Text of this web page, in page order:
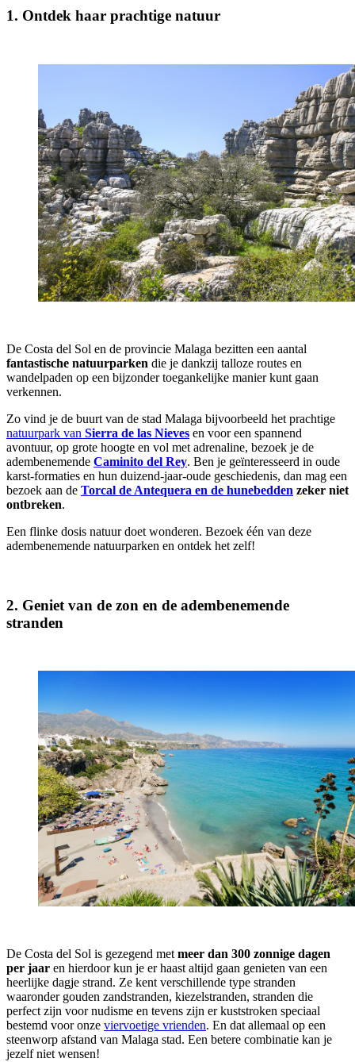
1. Ontdek haar prachtige natuur
De Costa del Sol en de provincie Malaga bezitten een aantal
fantastische natuurparken die je dankzij talloze routes en
wandelpaden op een bijzonder toegankelijke manier kunt gaan
verkennen.
Zo vind je de buurt van de stad Malaga bijvoorbeeld het prachtige
natuurpark van Sierra de las Nieves en voor een spannend
avontuur, op grote hoogte en vol met adrenaline, bezoek je de
adembenemende Caminito del Rey. Ben je geïnteresseerd in oude
karst-formaties en hun duizend-jaar-oude geschiedenis, dan mag een
bezoek aan de Torcal de Antequera en de hunebedden zeker niet
ontbreken.
Een flinke dosis natuur doet wonderen. Bezoek één van deze
adembenemende natuurparken en ontdek het zelf!
2. Geniet van de zon en de adembenemende
stranden
De Costa del Sol is gezegend met meer dan 300 zonnige dagen
per jaar en hierdoor kun je er haast altijd gaan genieten van een
heerlijke dagje strand. Ze kent verschillende type stranden
waaronder gouden zandstranden, kiezelstranden, stranden die
perfect zijn voor nudisme en tevens zijn er kuststroken speciaal
bestemd voor onze viervoetige vrienden. En dat allemaal op een
steenworp afstand van Malaga stad. Een betere combinatie kan je
jezelf niet wensen!